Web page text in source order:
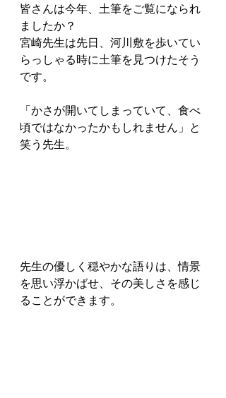
皆さんは今年、土筆をご覧になられ
ましたか？
宮崎先生は先日、河川敷を歩いてい
らっしゃる時に土筆を見つけたそう
です。
「かさが開いてしまっていて、食べ
頃ではなかったかもしれません」と
笑う先生。
先生の優しく穏やかな語りは、情景
を思い浮かばせ、その美しさを感じ
ることができます。